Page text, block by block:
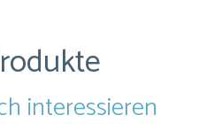
interessieren